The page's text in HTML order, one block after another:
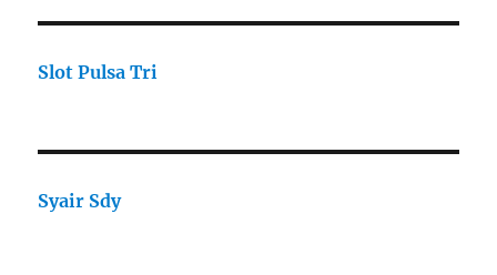
Slot Pulsa Tri
Syair Sdy